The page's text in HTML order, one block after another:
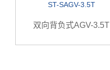
ST-SAGV-3.5T
双向背负式AGV-3.5T